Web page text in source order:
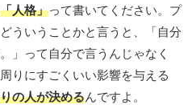
「人格」って書いてください。プ
ういうことかと言うと、「自分
」って自分で言うんじゃなく
りにすごくいい影響を与える
の人が決めるんですよ。